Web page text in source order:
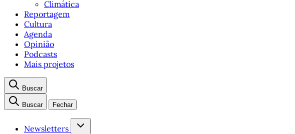
Climática
Reportagem
Cultura
Agenda
Opinião
Podcasts
Mais projetos
Buscar
Buscar Fechar
Newsletters